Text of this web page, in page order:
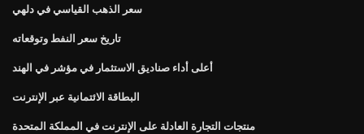
سعر الذهب القياسي في دلهي
تاريخ سعر النفط وتوقعاته
أعلى أداء صناديق الاستثمار في مؤشر في الهند
البطاقة الائتمانية عبر الإنترنت
منتجات التجارة العادلة على الإنترنت في المملكة المتحدة